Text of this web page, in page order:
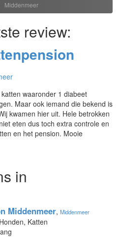
Middenmeer
review:
waaronder 1 diabeet
Maar ook iemand die bekend is
kwamen hier uit. Hele betrokken
eten dus toch extra controle en
en het pension. Mooie
in
Middenmeer, Middenmeer
Katten